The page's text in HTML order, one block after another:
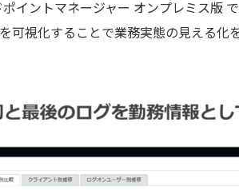
ポイントマネージャー オンプレミス版
可視化することで業務実態の見える